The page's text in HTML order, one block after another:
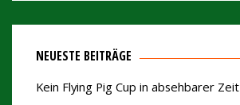
NEUESTE BEITRÄGE
Kein Flying Pig Cup in absehbarer Zeit